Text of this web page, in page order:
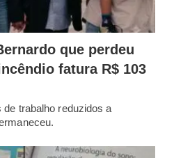
que perdeu
fatura R$ 103
trabalho reduzidos a